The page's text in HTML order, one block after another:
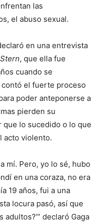
las
el abuso sexual.
en una entrevista
, que ella fue
cuando se
el fuerte proceso
poder anteponerse a
pierden su
que lo sucedido o lo que
acto violento.
mí. Pero, yo lo sé, hubo
en una coraza, no era
19 años, fui a una
locura pasó, así que
adultos?’” declaró Gaga